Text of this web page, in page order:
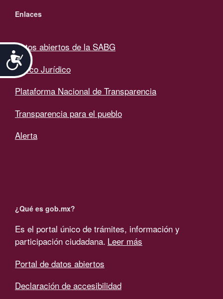
Accesibilidad
Enlaces
Datos abiertos de la SABG
Marco Jurídico
Plataforma Nacional de Transparencia
Transparencia para el pueblo
Alerta
¿Qué es gob.mx?
Es el portal único de trámites, información y
participación ciudadana. Leer más
Portal de datos abiertos
Declaración de accesibilidad